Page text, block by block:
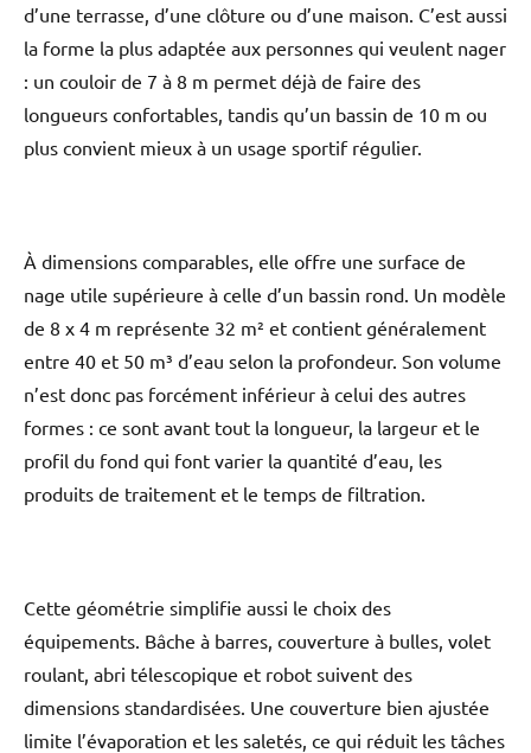
d’une terrasse, d’une clôture ou d’une maison. C’est aussi
la forme la plus adaptée aux personnes qui veulent nager
: un couloir de 7 à 8 m permet déjà de faire des
longueurs confortables, tandis qu’un bassin de 10 m ou
plus convient mieux à un usage sportif régulier.
À dimensions comparables, elle offre une surface de
nage utile supérieure à celle d’un bassin rond. Un modèle
de 8 x 4 m représente 32 m² et contient généralement
entre 40 et 50 m³ d’eau selon la profondeur. Son volume
n’est donc pas forcément inférieur à celui des autres
formes : ce sont avant tout la longueur, la largeur et le
profil du fond qui font varier la quantité d’eau, les
produits de traitement et le temps de filtration.
Cette géométrie simplifie aussi le choix des
équipements. Bâche à barres, couverture à bulles, volet
roulant, abri télescopique et robot suivent des
dimensions standardisées. Une couverture bien ajustée
limite l’évaporation et les saletés, ce qui réduit les tâches